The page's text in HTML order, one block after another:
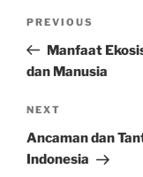
Previous
Post
PREVIOUS
Manfaat
dan Manusia
Next
Post
NEXT
Ancaman dan
Indonesia